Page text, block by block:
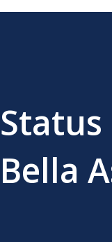
Status
Bella